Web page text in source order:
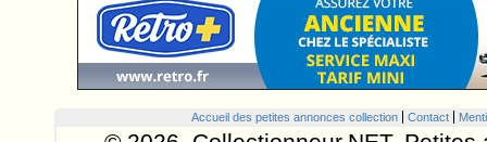
Accueil des petites annonces collection Contact